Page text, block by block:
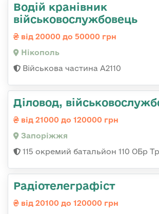
Водій кранівник
військовослужбовець
від 20000 до 50000 грн
Нікополь
Військова частина А2110
Діловод,
від 21000 до 120000 грн
Запоріжжя
115 окремий батальйон 110 ОБр
Радіотелеграфіст
від 20100 до 120000 грн